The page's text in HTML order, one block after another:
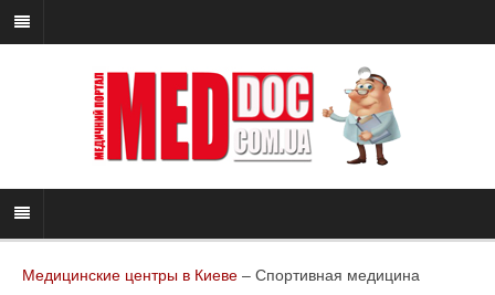
Медицинские центры в Киеве – Спортивная медицина